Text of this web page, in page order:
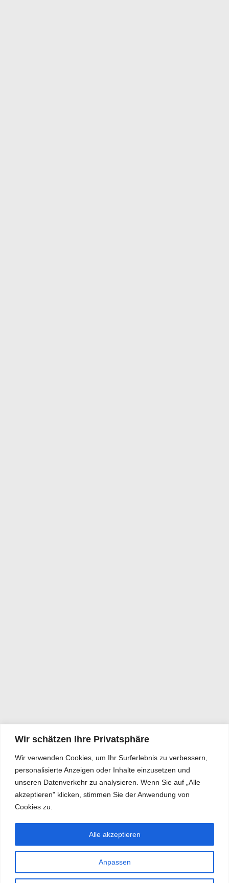
Wir schätzen Ihre Privatsphäre
Wir verwenden Cookies, um Ihr Surferlebnis zu verbessern,
personalisierte Anzeigen oder Inhalte einzusetzen und
unseren Datenverkehr zu analysieren. Wenn Sie auf „Alle
akzeptieren" klicken, stimmen Sie der Anwendung von
Cookies zu.
Anpassen
Alle akzeptieren